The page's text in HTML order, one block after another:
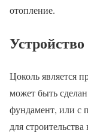
отопление.
Цоколь является
может быть
фундамент, или с
для